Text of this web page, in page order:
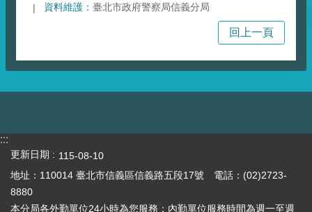
資料維護： 臺北市政府警察局信義分局
回上一頁
:::
更新日期
115-08-10
地址：110014 臺北市信義區信義路五段17號 電話：(02)2723-
8880
本分局各外勤單位24小時為您服務；內勤單位服務時間為週一至週